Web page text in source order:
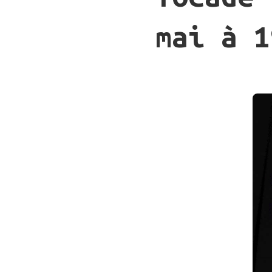
mai à